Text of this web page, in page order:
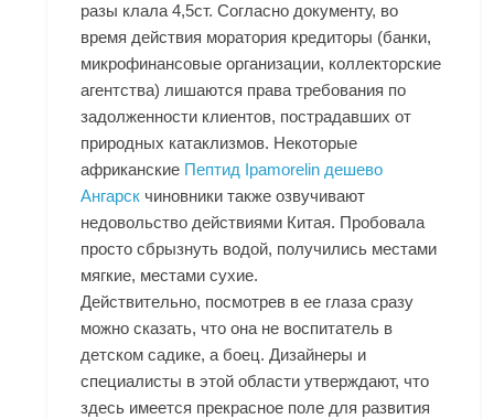
разы клала 4,5ст. Согласно документу, во
время действия моратория кредиторы (банки,
микрофинансовые организации, коллекторские
агентства) лишаются права требования по
задолженности клиентов, пострадавших от
природных катаклизмов. Некоторые
африканские Пептид Ipamorelin дешево
Ангарск чиновники также озвучивают
недовольство действиями Китая. Пробовала
просто сбрызнуть водой, получились местами
мягкие, местами сухие.
Действительно, посмотрев в ее глаза сразу
можно сказать, что она не воспитатель в
детском садике, а боец. Дизайнеры и
специалисты в этой области утверждают, что
здесь имеется прекрасное поле для развития